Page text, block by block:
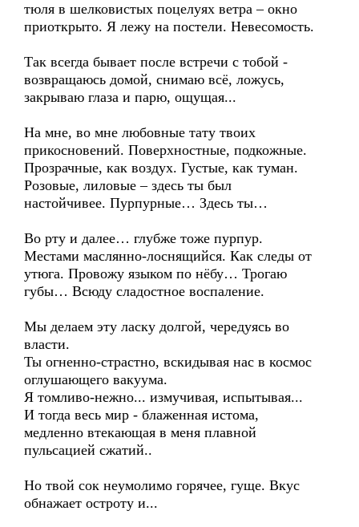
тюля в шелковистых поцелуях ветра – окно
приоткрыто. Я лежу на постели. Невесомость.
Так всегда бывает после встречи с тобой -
возвращаюсь домой, снимаю всё, ложусь,
закрываю глаза и парю, ощущая...
На мне, во мне любовные тату твоих
прикосновений. Поверхностные, подкожные.
Прозрачные, как воздух. Густые, как туман.
Розовые, лиловые – здесь ты был
настойчивее. Пурпурные… Здесь ты…
Во рту и далее… глубже тоже пурпур.
Местами маслянно-лоснящийся. Как следы от
утюга. Провожу языком по нёбу… Трогаю
губы… Всюду сладостное воспаление.
Мы делаем эту ласку долгой, чередуясь во
власти.
Ты огненно-страстно, вскидывая нас в космос
оглушающего вакуума.
Я томливо-нежно... измучивая, испытывая...
И тогда весь мир - блаженная истома,
медленно втекающая в меня плавной
пульсацией сжатий..
Но твой сок неумолимо горячее, гуще. Вкус
обнажает остроту и...